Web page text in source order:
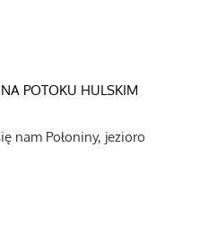
POTOKU HULSKIM
nam Połoniny, jezioro